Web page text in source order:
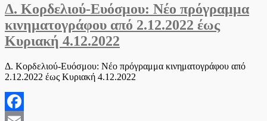
Δ. Κορδελιού-Ευόσμου: Νέο πρόγραμμα
κινηματογράφου από 2.12.2022 έως
Κυριακή 4.12.2022
Δ. Κορδελιού-Ευόσμου: Νέο πρόγραμμα κινηματογράφου από
2.12.2022 έως Κυριακή 4.12.2022